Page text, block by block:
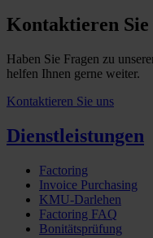
Kontaktieren Sie
Haben Sie Fragen zu
helfen Ihnen gerne weiter.
Kontaktieren Sie uns
Dienstleistungen
Factoring
Invoice Purchasing
KMU-Darlehen
Factoring FAQ
Bonitätsprüfung